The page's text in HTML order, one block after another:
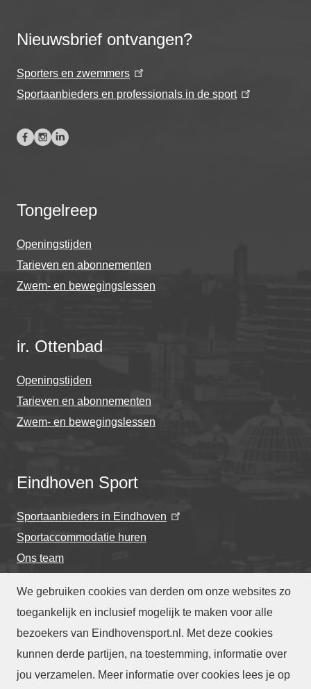
We gebruiken cookies van derden om onze websites zo
toegankelijk en inclusief mogelijk te maken voor alle
bezoekers van Eindhovensport.nl. Met deze cookies
kunnen derde partijen, na toestemming, informatie over
jou verzamelen. Meer informatie over cookies lees je op
Nieuwsbrief ontvangen?
Sporters en zwemmers
Sportaanbieders en professionals in de sport
Tongelreep
Openingstijden
Tarieven en abonnementen
Zwem- en bewegingslessen
ir. Ottenbad
Openingstijden
Tarieven en abonnementen
Zwem- en bewegingslessen
Eindhoven Sport
Sportaanbieders in Eindhoven
Sportaccommodatie huren
Ons team
Privacyverklaring-Cookieverklaring
-Toegankelijkheidsverklaring -Webarchief
-
Translate